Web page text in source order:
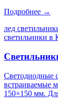
Подробнее →
лед
светильники в
Светодиодные
встраиваемые
150×150 мм.